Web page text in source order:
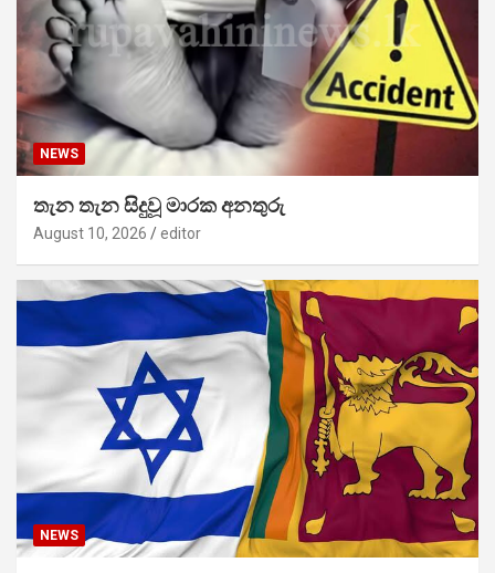
NEWS
තැන තැන සිදුවූ මාරක අනතුරු
August 10, 2026 editor
NEWS